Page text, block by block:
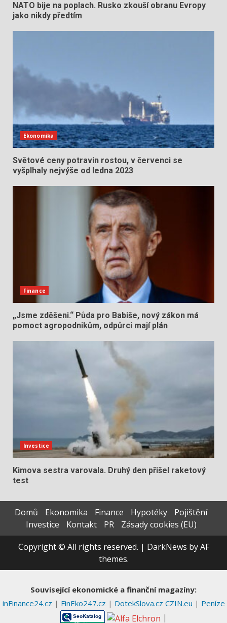
NATO bije na poplach. Rusko zkouší obranu Evropy
jako nikdy předtím
Ekonomika
Světové ceny potravin rostou, v červenci se
vyšplhaly nejvýše od ledna 2023
Finance
„Jsme zděšeni.“ Půda pro Babiše, nový zákon má
pomoct agropodnikům, odpůrci mají plán
Investice
Kimova sestra varovala. Druhý den přišel raketový
test
Domů Ekonomika Finance Hypotéky
Pojištění
Investice
Kontakt PR
Zásady cookies (EU)
Copyright © All rights reserved. | DarkNews by AF
themes.
Související ekonomické a finanční magazíny:
inFinance24.cz | FinEko247.cz | DotekSlova.cz CZIN.eu | Peníze
|